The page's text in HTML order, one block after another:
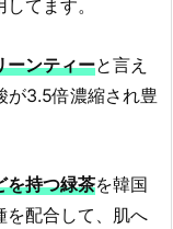
してます。
ーンティーと言え
が3.5倍濃縮され豊
を持つ緑茶を韓国
を配合して、肌へ